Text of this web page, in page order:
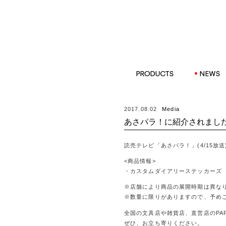
2017.08.02 Media
あさパラ！に紹介されまし
読売テレビ「あさパラ！」(4/15放送
<商品情報>
・カスタムダイアリーステッカーズ
※店舗により商品の展開時期は異な
※数量に限りがありますので、予め
全国の文具店や雑貨店、直営店の
ぜひ、お立ち寄りください。